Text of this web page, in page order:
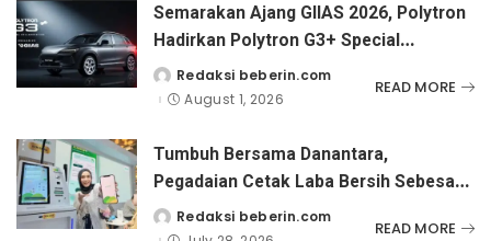
Semarakan Ajang GIIAS 2026, Polytron
Hadirkan Polytron G3+ Special
Collaboration dengan Tampilan Two-
Tone
Posted
by
Redaksi beberin.com
August 1, 2026
READ MORE
Tumbuh Bersama Danantara,
Pegadaian Cetak Laba Bersih Sebesar
Rp 6,59 Triliun di Semester I Tahun
2026
Posted
by
Redaksi beberin.com
READ MORE